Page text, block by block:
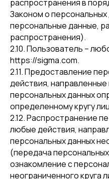
распространения в
Законом о
персональные данные,
распространения).
2.10. Пользователь –
https://sigma.com.
2.11. Предоставление
действия,
персональных данных
определенному кругу
2.12. Распространение
любые действия,
персональных данных
(передача
ознакомление с
неограниченного круга